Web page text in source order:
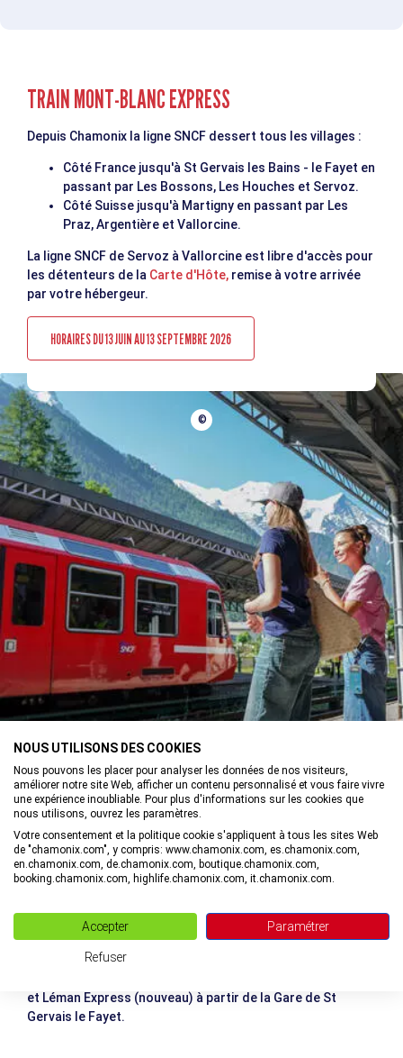
TRAIN MONT-BLANC EXPRESS
Depuis Chamonix la ligne SNCF dessert tous les villages :
Côté France jusqu'à St Gervais les Bains - le Fayet en
passant par Les Bossons, Les Houches et Servoz.
Côté Suisse jusqu'à Martigny en passant par Les
Praz, Argentière et Vallorcine.
La ligne SNCF de Servoz à Vallorcine est libre d'accès pour
les détenteurs de la Carte d'Hôte, remise à votre arrivée
par votre hébergeur.
HORAIRES DU 13 JUIN AU 13 SEPTEMBRE 2026
©
Attention: Durant la saison d'hiver, en cas d'intempéries,
les horaires sont susceptibles d'être modifiés. Pensez à
vous renseigner !
SNCF Etablissement Mont-Blanc
40 place de la gare
et Léman Express (nouveau) à partir de la Gare de St
Gervais le Fayet.
NOUS UTILISONS DES COOKIES
Nous pouvons les placer pour analyser les données de nos visiteurs,
améliorer notre site Web, afficher un contenu personnalisé et vous faire vivre
une expérience inoubliable. Pour plus d'informations sur les cookies que
nous utilisons, ouvrez les paramètres.
Votre consentement et la politique cookie s'appliquent à tous les sites Web
de "chamonix.com", y compris: www.chamonix.com, es.chamonix.com,
en.chamonix.com, de.chamonix.com, boutique.chamonix.com,
booking.chamonix.com, highlife.chamonix.com, it.chamonix.com.
Accepter Paramétrer
Refuser